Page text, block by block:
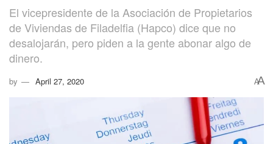
El vicepresidente de la Asociación de Propietarios
de Viviendas de Filadelfia (Hapco) dice que no
desalojarán, pero piden a la gente abonar algo de
dinero.
by April 27, 2020 AA